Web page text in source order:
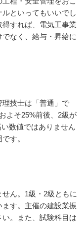
といってもいいでし
すれば、電気工事業
なく、給与・昇給に
技士は「普通」で
よそ25%前後、2級が
数値ではありません
す。
ん。1級・2級ともに
す。主催の建設業振
。また、試験科目は